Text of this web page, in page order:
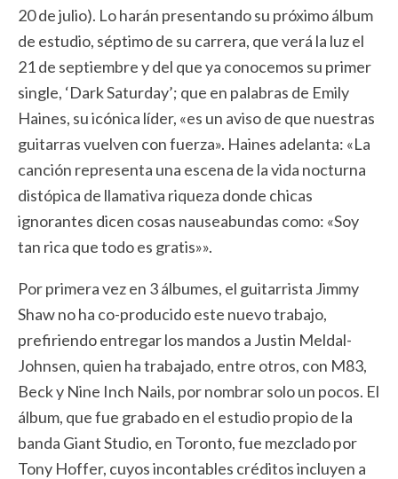
20 de julio). Lo harán presentando su próximo álbum
de estudio, séptimo de su carrera, que verá la luz el
21 de septiembre y del que ya conocemos su primer
single, ‘Dark Saturday’; que en palabras de Emily
Haines, su icónica líder, «es un aviso de que nuestras
guitarras vuelven con fuerza». Haines adelanta: «La
canción representa una escena de la vida nocturna
distópica de llamativa riqueza donde chicas
ignorantes dicen cosas nauseabundas como: «Soy
tan rica que todo es gratis»».
Por primera vez en 3 álbumes, el guitarrista Jimmy
Shaw no ha co-producido este nuevo trabajo,
prefiriendo entregar los mandos a Justin Meldal-
Johnsen, quien ha trabajado, entre otros, con M83,
Beck y Nine Inch Nails, por nombrar solo un pocos. El
álbum, que fue grabado en el estudio propio de la
banda Giant Studio, en Toronto, fue mezclado por
Tony Hoffer, cuyos incontables créditos incluyen a